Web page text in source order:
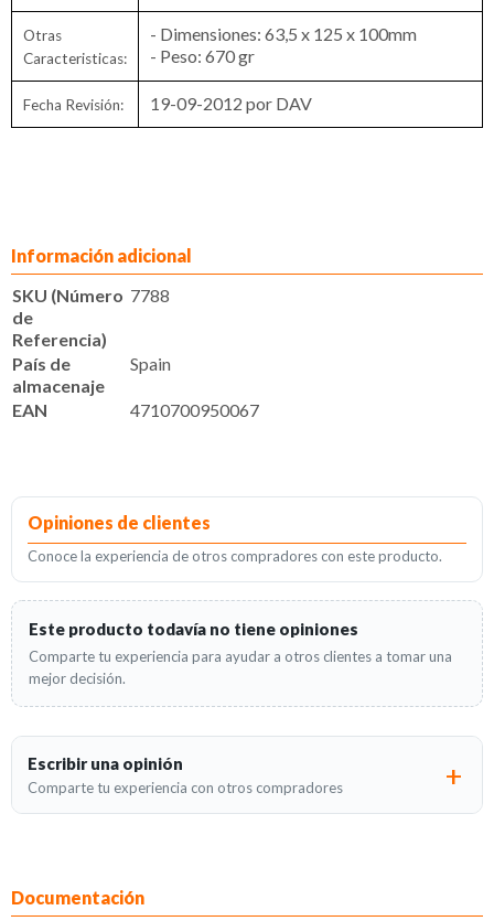
Otras
Caracteristicas:
- Dimensiones: 63,5 x 125 x 100mm
- Peso: 670 gr
Fecha Revisión: 19-09-2012 por DAV
Información adicional
SKU (Número
de
Referencia)
7788
País de
almacenaje
Spain
EAN 4710700950067
Opiniones de clientes
Conoce la experiencia de otros compradores con este producto.
Este producto todavía no tiene opiniones
Comparte tu experiencia para ayudar a otros clientes a tomar una
mejor decisión.
Escribir una opinión
Comparte tu experiencia con otros compradores
Documentación